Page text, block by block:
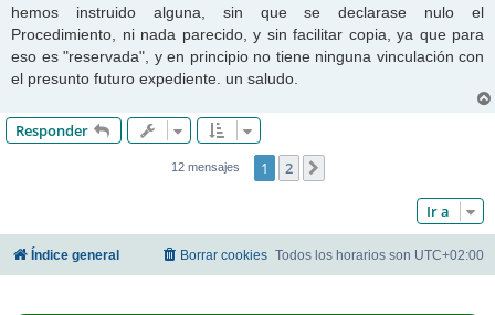
hemos instruido alguna, sin que se declarase nulo el
Procedimiento, ni nada parecido, y sin facilitar copia, ya que para
eso es "reservada", y en principio no tiene ninguna vinculación con
el presunto futuro expediente. un saludo.
Responder
12 mensajes 1 2
Ir a
Índice general Todos los horarios son UTC+02:00
Borrar cookies